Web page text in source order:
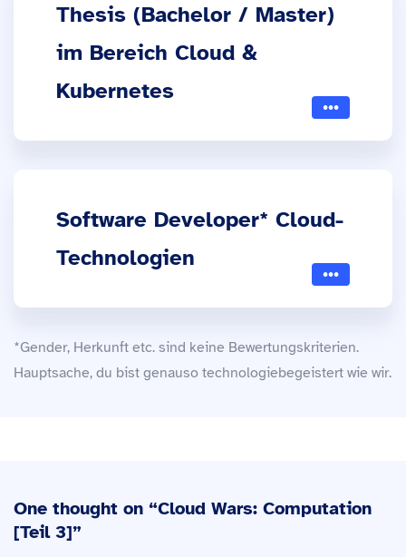
Thesis (Bachelor / Master)
im Bereich Cloud &
Kubernetes
Software Developer* Cloud-
Technologien
*Gender, Herkunft etc. sind keine Bewertungskriterien.
Hauptsache, du bist genauso technologiebegeistert wie wir.
One thought on “Cloud Wars: Computation
[Teil 3]”